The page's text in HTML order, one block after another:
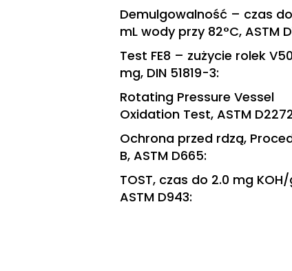
Demulgowalność – czas
mL wody przy 82°C, ASTM
Test FE8 – zużycie rolek
mg, DIN 51819-3:
Rotating Pressure Vessel
Oxidation Test, ASTM
Ochrona przed rdzą,
B, ASTM D665:
TOST, czas do 2.0 mg
ASTM D943: